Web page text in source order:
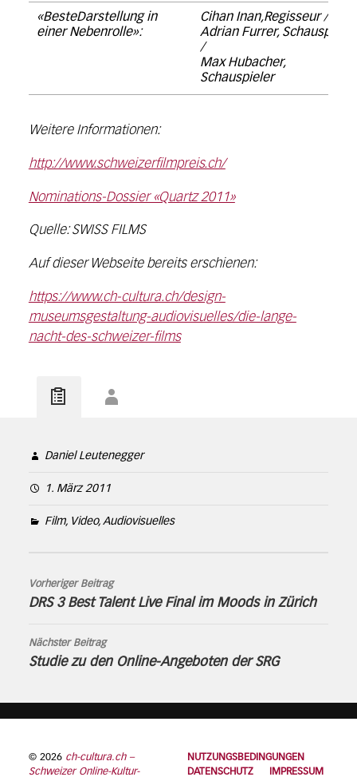
«BesteDarstellung in
einer Nebenrolle»:
Cihan Inan,Regisseur /
Adrian Furrer, Schauspieler
/
Max Hubacher,
Schauspieler
Weitere Informationen:
http://www.schweizerfilmpreis.ch/
Nominations-Dossier «Quartz 2011»
Quelle: SWISS FILMS
Auf dieser Webseite bereits erschienen:
https://www.ch-cultura.ch/design-
museumsgestaltung-audiovisuelles/die-lange-
nacht-des-schweizer-films
Daniel Leutenegger
1. März 2011
Film, Video, Audiovisuelles
Vorheriger Beitrag
DRS 3 Best Talent Live Final im Moods in Zürich
Nächster Beitrag
Studie zu den Online-Angeboten der SRG
© 2026 ch-cultura.ch –
Schweizer Online-Kultur-
NUTZUNGSBEDINGUNGEN
DATENSCHUTZ
IMPRESSUM